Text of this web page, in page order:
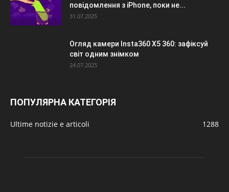
повідомлення з iPhone, поки не...
31.07.2025
Огляд камери Insta360 X5 360: зафіксуй
світ одним знімком
24.07.2025
ПОПУЛЯРНА КАТЕГОРІЯ
Ultime notizie e articoli 1288